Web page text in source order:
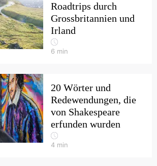
Roadtrips durch
Grossbritannien und
Irland
6 min
20 Wörter und
Redewendungen, die
von Shakespeare
erfunden wurden
4 min